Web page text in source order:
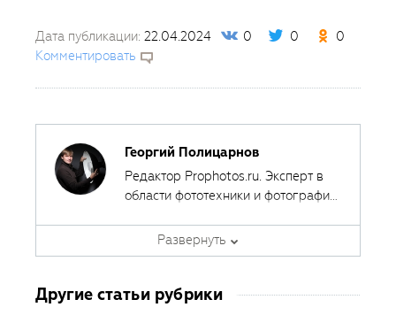
Дата публикации: 22.04.2024 0 0
0
Комментировать
Георгий Полицарнов
Редактор Prophotos.ru. Эксперт в
области фототехники и фотографии,
фотооборудования с 2007 года.
Является автором ряда обучающих
Развернуть
Другие статьи рубрики